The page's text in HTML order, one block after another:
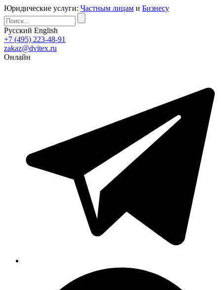
Юридические услуги: Частным лицам и Бизнесу
Русский English
+7 (495) 223-48-91
zakaz@dvitex.ru
Онлайн